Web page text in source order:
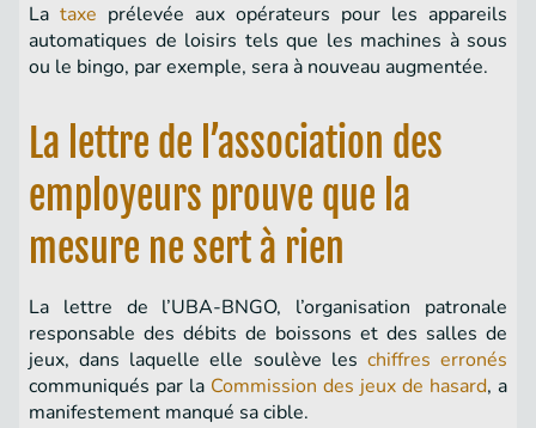
La taxe prélevée aux opérateurs pour les appareils
automatiques de loisirs tels que les machines à sous
ou le bingo, par exemple, sera à nouveau augmentée.
La lettre de l’association des
employeurs prouve que la
mesure ne sert à rien
La lettre de l’UBA-BNGO, l’organisation patronale
responsable des débits de boissons et des salles de
jeux, dans laquelle elle soulève les chiffres erronés
communiqués par la Commission des jeux de hasard, a
manifestement manqué sa cible.